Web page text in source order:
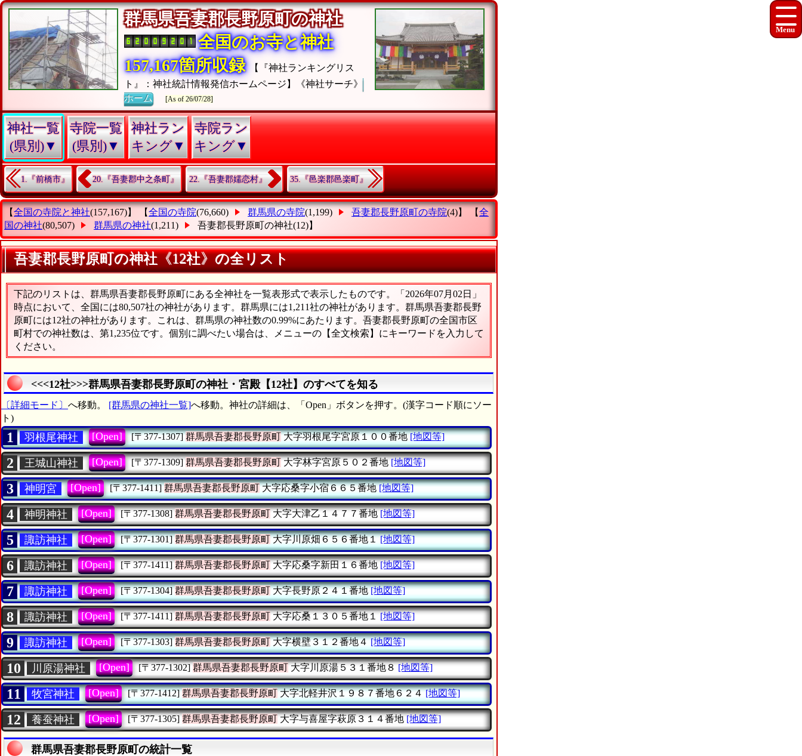
群馬県吾妻郡長野原町の神社
全国のお寺と神社
157,167箇所収録
【『神社ランキングリス
ト』：神社統計情報発信ホームページ】《神社サーチ》
ホーム
[As of 26/07/28]
神社一覧
(県別)▼
寺院一覧
(県別)▼
神社ラン
キング▼
寺院ラン
キング▼
1.『前橋市』 20.『吾妻郡中之条町』 22.『吾妻郡嬬恋村』 35.『邑楽郡邑楽町』
【全国の寺院と神社(157,167)】 【全国の寺院(76,660) 群馬県の寺院(1,199) 吾妻郡長野原町の寺院(4)】 【全
国の神社(80,507) 群馬県の神社(1,211) 吾妻郡長野原町の神社(12)】
吾妻郡長野原町の神社《12社》の全リスト
下記のリストは、群馬県吾妻郡長野原町にある全神社を一覧表形式で表示したものです。「2026年07月02日」
時点において、全国には80,507社の神社があります。群馬県には1,211社の神社があります。群馬県吾妻郡長野
原町には12社の神社があります。これは、群馬県の神社数の0.99%にあたります。吾妻郡長野原町の全国市区
町村での神社数は、第1,235位です。個別に調べたい場合は、メニューの【全文検索】にキーワードを入力して
ください。
<<<12社>>>群馬県吾妻郡長野原町の神社・宮殿【12社】のすべてを知る
〔詳細モード〕 へ移動。 [群馬県の神社一覧]へ移動。神社の詳細は、「Open」ボタンを押す。(漢字コード順にソー
ト)
1 羽根尾神社 [Open] [〒377-1307] 群馬県吾妻郡長野原町大字羽根尾字宮原１００番地 [地図等]
2 王城山神社 [Open] [〒377-1309] 群馬県吾妻郡長野原町大字林字宮原５０２番地 [地図等]
3 神明宮 [Open] [〒377-1411] 群馬県吾妻郡長野原町大字応桑字小宿６６５番地 [地図等]
4 神明神社 [Open] [〒377-1308] 群馬県吾妻郡長野原町大字大津乙１４７７番地 [地図等]
5 諏訪神社 [Open] [〒377-1301] 群馬県吾妻郡長野原町大字川原畑６５６番地１ [地図等]
6 諏訪神社 [Open] [〒377-1411] 群馬県吾妻郡長野原町大字応桑字新田１６番地 [地図等]
7 諏訪神社 [Open] [〒377-1304] 群馬県吾妻郡長野原町大字長野原２４１番地 [地図等]
8 諏訪神社 [Open] [〒377-1411] 群馬県吾妻郡長野原町大字応桑１３０５番地１ [地図等]
9 諏訪神社 [Open] [〒377-1303] 群馬県吾妻郡長野原町大字横壁３１２番地４ [地図等]
10 川原湯神社 [Open] [〒377-1302] 群馬県吾妻郡長野原町大字川原湯５３１番地８ [地図等]
11 牧宮神社 [Open] [〒377-1412] 群馬県吾妻郡長野原町大字北軽井沢１９８７番地６２４ [地図等]
12 養蚕神社 [Open] [〒377-1305] 群馬県吾妻郡長野原町大字与喜屋字萩原３１４番地 [地図等]
群馬県吾妻郡長野原町の統計一覧